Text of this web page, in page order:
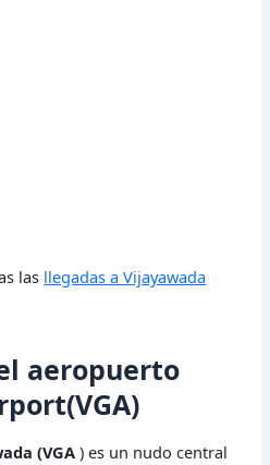
las llegadas a Vijayawada
aeropuerto
(VGA ) es un nudo central